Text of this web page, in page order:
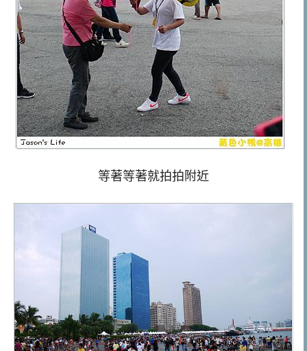
等著等著就拍拍附近